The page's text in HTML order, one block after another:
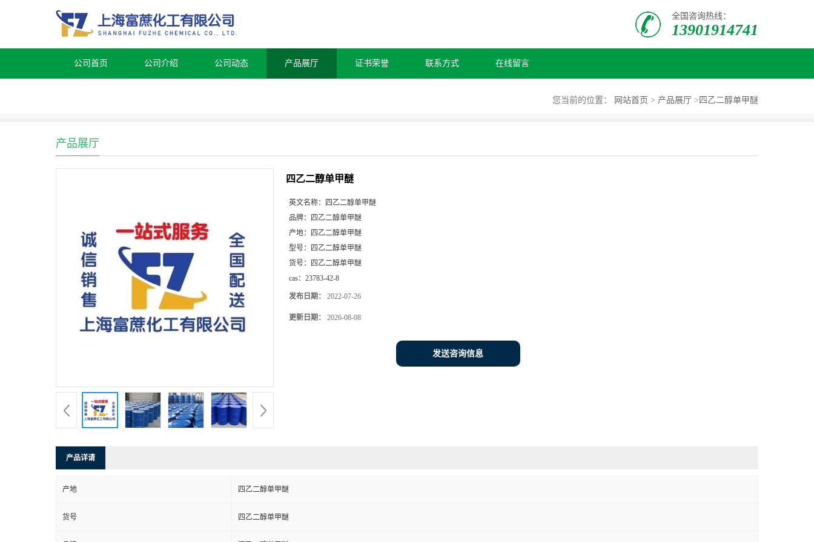
全国咨询热线：
13901914741
公司首页 公司介绍 公司动态 产品展厅 证书荣誉 联系方式 在线留言
您当前的位置： 网站首页 > 产品展厅 > 四乙二醇单甲醚
产品展厅
四乙二醇单甲醚
英文名称：
四乙二醇单甲醚
品牌：
四乙二醇单甲醚
产地：
四乙二醇单甲醚
型号：
四乙二醇单甲醚
货号：
四乙二醇单甲醚
cas： 23783-42-8
发布日期： 2022-07-26
更新日期： 2026-08-08
发送咨询信息
产品详请
产地 四乙二醇单甲醚
货号 四乙二醇单甲醚